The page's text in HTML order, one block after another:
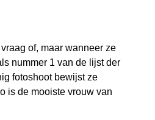
of, maar wanneer ze
nummer 1 van de lijst der
fotoshoot bewijst ze
is de mooiste vrouw van